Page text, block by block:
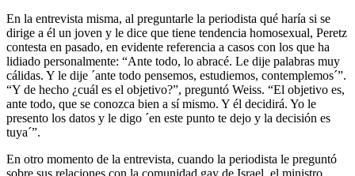
En la entrevista misma, al preguntarle la periodista qué haría si se
dirige a él un joven y le dice que tiene tendencia homosexual, Peretz
contesta en pasado, en evidente referencia a casos con los que ha
lidiado personalmente: “Ante todo, lo abracé. Le dije palabras muy
cálidas. Y le dije ´ante todo pensemos, estudiemos, contemplemos´”.
“Y de hecho ¿cuál es el objetivo?”, preguntó Weiss. “El objetivo es,
ante todo, que se conozca bien a sí mismo. Y él decidirá. Yo le
presento los datos y le digo ´en este punto te dejo y la decisión es
tuya´”.
En otro momento de la entrevista, cuando la periodista le preguntó